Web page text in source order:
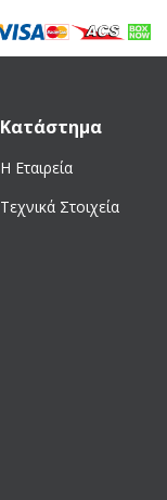
€.είναι:
499,00 €.
Κατάστημα
Η Εταιρεία
Τεχνικά Στοιχεία